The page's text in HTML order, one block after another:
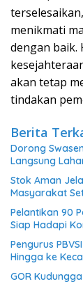
menikmati
dengan baik.
akan tetap
tindakan
Berita
Dorong
Langsung
Stok Aman
Masyarakat
Pelantikan 90
Siap Hadapi
Pengurus
Hingga ke
GOR